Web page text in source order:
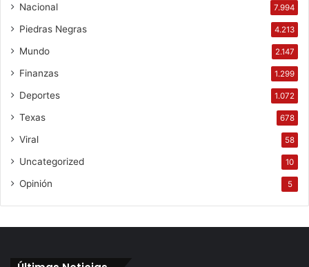
Nacional 7.994
Piedras Negras 4.213
Mundo 2.147
Finanzas 1.299
Deportes 1.072
Texas 678
Viral 58
Uncategorized 10
Opinión 5